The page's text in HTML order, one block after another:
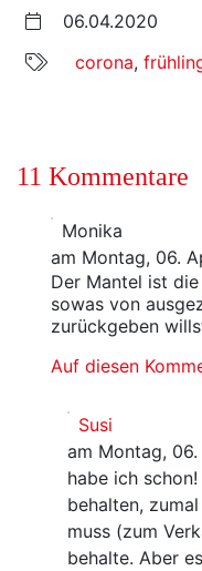
06.04.2020
corona,
11 Kommentare
Monika
am Montag, 06.
Der Mantel ist
sowas von
zurückgeben
Auf diesen
Susi
am Montag,
habe ich
behalten,
muss (zum
behalte. Aber